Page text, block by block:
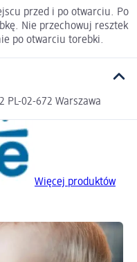
przed i po otwarciu. Po
Nie przechowuj resztek
po otwarciu torebki.
PL-02-672 Warszawa
Więcej produktów